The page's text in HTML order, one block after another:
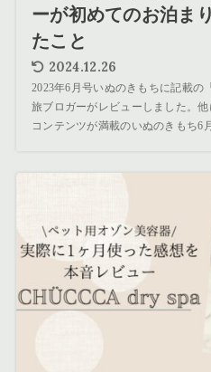
ーが初めてのお泊ま
たこと
2024.12.26
2023年6月号いぬのきもちに記載の
旅ブロガーがレビューしました。
コンテンツが満載のいぬのきもち6